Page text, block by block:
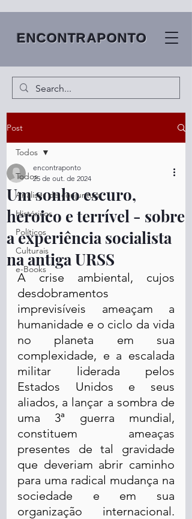
ENCONTRAPONTO
Post
Todos
Análises de conjuntura
Históricos
Políticos
Culturais
e-Books
Todos
Um sonho escuro,
heroico e terrível - sobre
a experiência socialista
na antiga URSS
encontraponto
25 de out. de 2024
A crise ambiental, cujos
desdobramentos
imprevisíveis ameaçam a
humanidade e o ciclo da vida
no planeta em sua
complexidade, e a escalada
militar liderada pelos
Estados Unidos e seus
aliados, a lançar a sombra de
uma 3ª guerra mundial,
constituem ameaças
presentes de tal gravidade
que deveriam abrir caminho
para uma radical mudança na
sociedade e em sua
organização internacional.